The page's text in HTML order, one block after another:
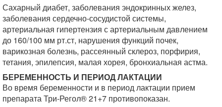
Сахарный диабет, заболевания эндокринных желез,
заболевания сердечно-сосудистой системы,
артериальная гипертензия с артериальным давлением
до 160/100 мм рт.ст, нарушения функций почек,
варикозная болезнь, рассеянный склероз, порфирия,
тетания, эпилепсия, малая хорея, бронхиальная астма.
БЕРЕМЕННОСТЬ И ПЕРИОД ЛАКТАЦИИ
Во время беременности и в период лактации прием
препарата Три-Регол® 21+7 противопоказан.